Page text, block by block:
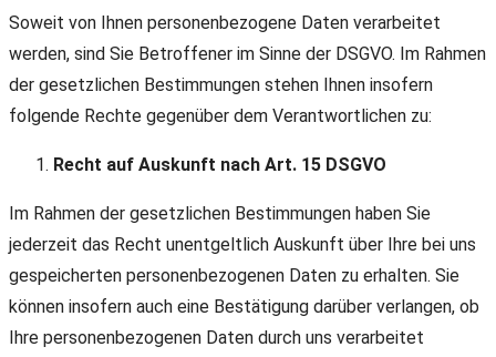
Soweit von Ihnen personenbezogene Daten verarbeitet
werden, sind Sie Betroffener im Sinne der DSGVO. Im Rahmen
der gesetzlichen Bestimmungen stehen Ihnen insofern
folgende Rechte gegenüber dem Verantwortlichen zu:
Recht auf Auskunft nach Art. 15 DSGVO
Im Rahmen der gesetzlichen Bestimmungen haben Sie
jederzeit das Recht unentgeltlich Auskunft über Ihre bei uns
gespeicherten personenbezogenen Daten zu erhalten. Sie
können insofern auch eine Bestätigung darüber verlangen, ob
Ihre personenbezogenen Daten durch uns verarbeitet